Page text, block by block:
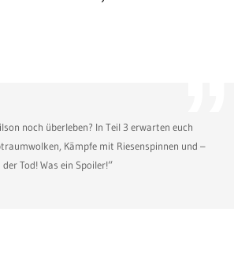
noch überleben? In Teil 3 erwarten euch
Kämpfe mit Riesenspinnen und –
der Tod! Was ein Spoiler!“